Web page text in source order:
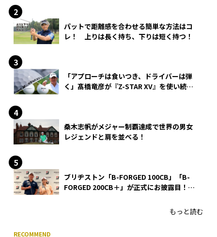
パットで距離感を合わせる簡単な方法はコ
レ！ 上りは長く持ち、下りは短く持つ！
「アプローチは食いつき、ドライバーは弾
く」髙橋竜彦が『Z-STAR XV』を使い続け
桑木志帆がメジャー制覇達成で世界の男女
レジェンドと肩を並べる！
ブリヂストン「B-FORGED 100CB」「B-
FORGED 200CB＋」が正式にお披露目！
もっと読む